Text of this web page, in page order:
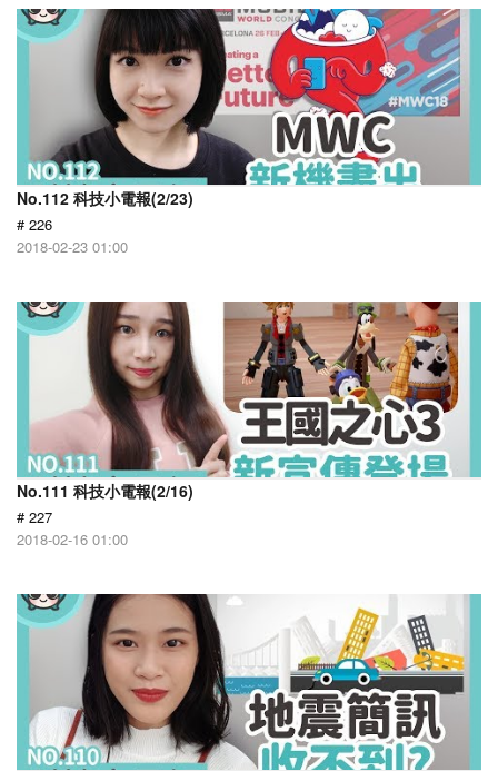
No.112 科技小電報(2/23)
# 226
2018-02-23 01:00
No.111 科技小電報(2/16)
# 227
2018-02-16 01:00